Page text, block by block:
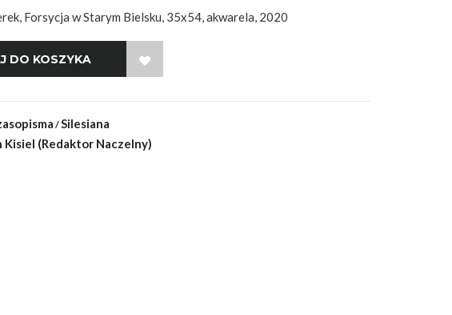
Forsycja w Starym Bielsku, 35x54, akwarela, 2020
WISH LIST
Silesiana
Kisiel (Redaktor Naczelny)